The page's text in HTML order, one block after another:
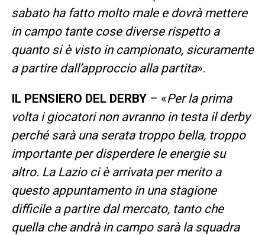
sabato ha fatto molto male e dovrà mettere
in campo tante cose diverse rispetto a
quanto si è visto in campionato, sicuramente
a partire dall’approccio alla partita».
IL PENSIERO DEL DERBY– «Per la prima
volta i giocatori non avranno in testa il derby
perché sarà una serata troppo bella, troppo
importante per disperdere le energie su
altro. La Lazio ci è arrivata per merito a
questo appuntamento in una stagione
difficile a partire dal mercato, tanto che
quella che andrà in campo sarà la squadra